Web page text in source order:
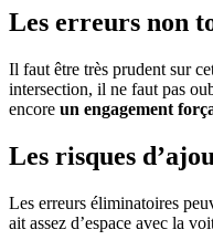
Les erreurs non
Il faut être très prudent sur
intersection, il ne faut pas
encore un engagement
Les risques
Les erreurs éliminatoires
ait assez d’espace avec la